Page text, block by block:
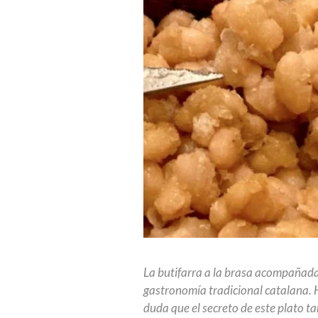
La butifarra a la brasa
gastronomía tradicional catalana.
duda que el secreto de este plato